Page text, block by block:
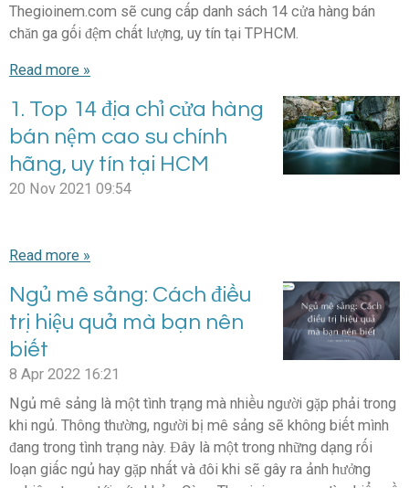
Thegioinem.com sẽ cung cấp danh sách 14 cửa hàng bán
chăn ga gối đệm chất lượng, uy tín tại TPHCM.
Read more »
1. Top 14 địa chỉ cửa hàng
bán nệm cao su chính
hãng, uy tín tại HCM
20 Nov 2021 09:54
Read more »
Ngủ mê sảng: Cách điều
trị hiệu quả mà bạn nên
biết
8 Apr 2022 16:21
Ngủ mê sảng là một tình trạng mà nhiều người gặp phải trong
khi ngủ. Thông thường, người bị mê sảng sẽ không biết mình
đang trong tình trạng này. Đây là một trong những dạng rối
loạn giấc ngủ hay gặp nhất và đôi khi sẽ gây ra ảnh hưởng